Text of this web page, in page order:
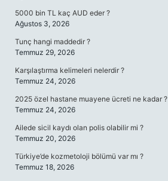
5000 bin TL kaç AUD eder ?
Ağustos 3, 2026
Tunç hangi maddedir ?
Temmuz 29, 2026
Karşılaştırma kelimeleri nelerdir ?
Temmuz 24, 2026
2025 özel hastane muayene ücreti ne kadar ?
Temmuz 24, 2026
Ailede sicil kaydı olan polis olabilir mi ?
Temmuz 20, 2026
Türkiye’de kozmetoloji bölümü var mı ?
Temmuz 18, 2026